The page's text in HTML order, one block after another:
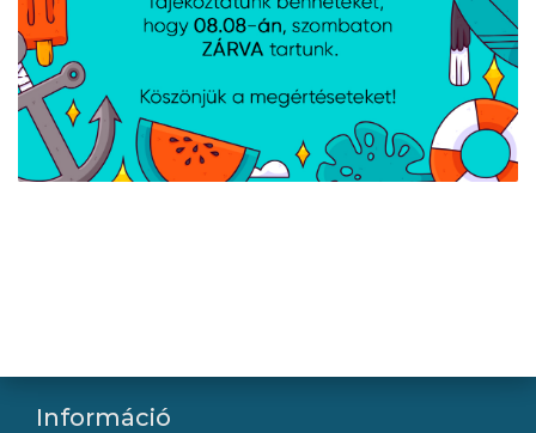
Logitech H390 Headset
- Fekete
Zalman - ZM-HPS800W
- Vezetéknélküli
headset - Bézs
Navigáció
Információ